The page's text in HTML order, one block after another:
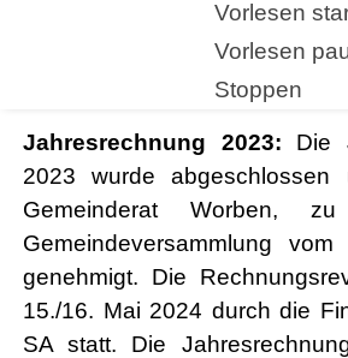
Vorlesen
Vorlesen
Stoppen
23.04.2024
Jahresrechnung 2023: Die
2023 wurde
Gemeinderat Worben,
Gemeindeversammlung
genehmigt. Die
15./16. Mai 2024 durch die
SA statt. Die